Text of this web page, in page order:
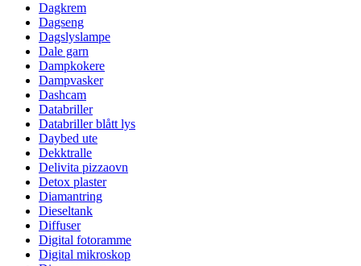
Dagkrem
Dagseng
Dagslyslampe
Dale garn
Dampkokere
Dampvasker
Dashcam
Databriller
Databriller blått lys
Daybed ute
Dekktralle
Delivita pizzaovn
Detox plaster
Diamantring
Dieseltank
Diffuser
Digital fotoramme
Digital mikroskop